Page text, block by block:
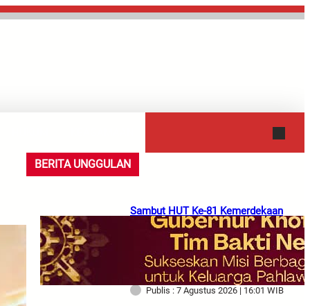
BERITA UNGGULAN
Sambut HUT Ke-81 Kemerdekaan
RI, Gubernur Khofifah
Berangkatkan Tim Bakti Negeri
Anak Bangsa Bawa Bantuan dan
Tali Asih
Publis : 7 Agustus 2026 | 16:01 WIB